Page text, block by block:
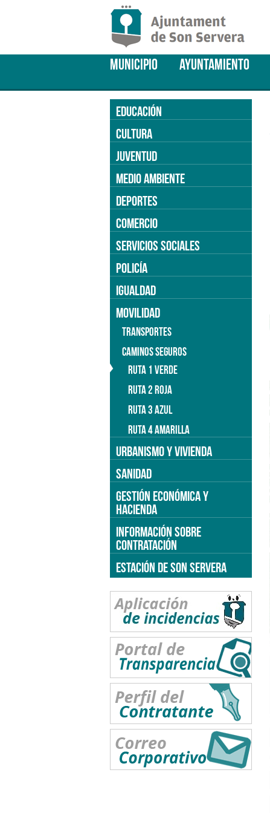
MUNICIPIO AYUNTAMIENTO
EDUCACIÓN
CULTURA
JUVENTUD
MEDIO AMBIENTE
DEPORTES
COMERCIO
SERVICIOS SOCIALES
POLICÍA
IGUALDAD
MOVILIDAD
TRANSPORTES
CAMINOS SEGUROS
RUTA 1 VERDE
RUTA 2 ROJA
RUTA 3 AZUL
RUTA 4 AMARILLA
URBANISMO Y VIVIENDA
SANIDAD
GESTIÓN ECONÓMICA Y
HACIENDA
INFORMACIÓN SOBRE
CONTRATACIÓN
ESTACIÓN DE SON SERVERA